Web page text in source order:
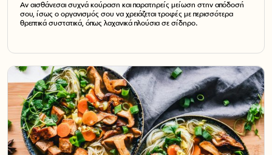
Αν αισθάνεσαι συχνά κούραση και παρατηρείς μείωση στην απόδοσή
σου, ίσως ο οργανισμός σου να χρειάζεται τροφές με περισσότερα
θρεπτικά συστατικά, όπως λαχανικά πλούσια σε σίδηρο.